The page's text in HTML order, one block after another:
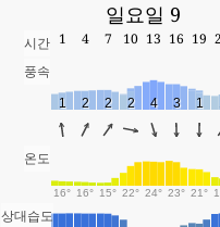
일요일 9
시간 1 4 7 10 13 16 19
풍속
1 2 2 2 4 3 1
온도
16° 16° 15° 22° 24° 23° 21°
상대습도